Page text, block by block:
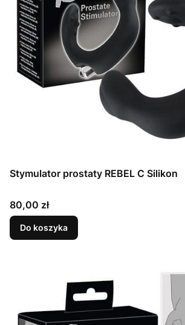
Stymulator prostaty REBEL C Silikon
Cena
80,00 zł
Do koszyka